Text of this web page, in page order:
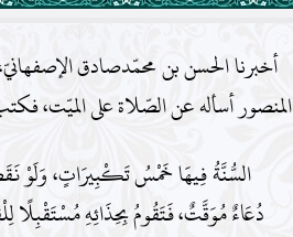
أخبرنا الحسن بن محمّدصادق
المنصور أسأله عن الصّلاة على الميّت،
السُّنَّةُ فِيهَا خَمْسُ تَكْبِيرَاتٍ، وَلَوْ
دُعَاءٌ مُوَقَّتٌ، فَتَقُومُ بِحِذَائِهِ مُسْتَقْبِلًا